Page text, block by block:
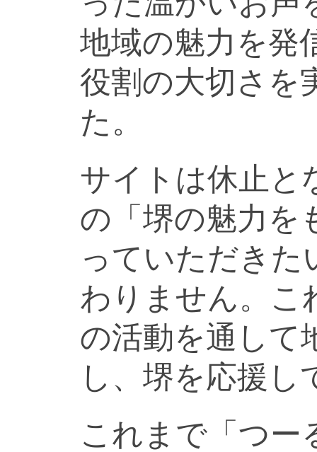
地域の魅力を発
役割の大切さを
た。
サイトは休止と
の「堺の魅力を
っていただきた
わりません。こ
の活動を通して
し、堺を応援し
これまで「つー